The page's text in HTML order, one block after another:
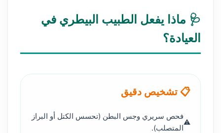
🩺 ماذا يفعل الطبيب البيطري في
العيادة؟
📋 تشخيص دقيق
فحص سريري وجس البطن (تحسس الكتل أو البراز
المتصلب).